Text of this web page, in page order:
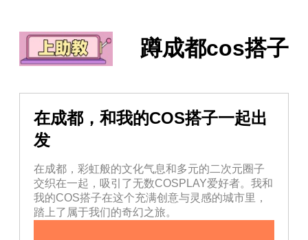
蹲成都cos搭子
在成都，和我的COS搭子一起出
发
在成都，彩虹般的文化气息和多元的二次元圈子
交织在一起，吸引了无数COSPLAY爱好者。我和
我的COS搭子在这个充满创意与灵感的城市里，
踏上了属于我们的奇幻之旅。